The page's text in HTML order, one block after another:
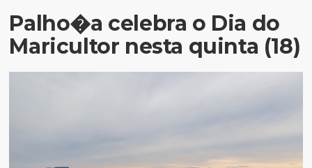
Palho�a celebra o Dia do
Maricultor nesta quinta (18)